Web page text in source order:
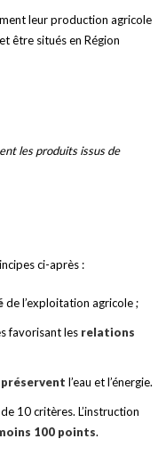
leur production agricole
et être situés en Région
les produits issus de
ci-après :
de l’exploitation agricole ;
favorisant les relations
préservent l’eau et l’énergie.
10 critères. L’instruction
100 points.